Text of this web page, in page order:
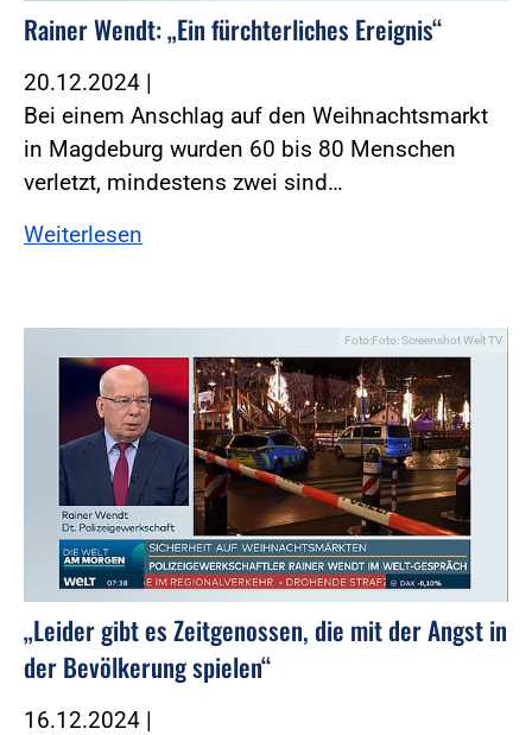
Rainer Wendt: „Ein fürchterliches Ereignis“
20.12.2024 |
Bei einem Anschlag auf den Weihnachtsmarkt
in Magdeburg wurden 60 bis 80 Menschen
verletzt, mindestens zwei sind…
Weiterlesen
Foto:Foto: Screenshot Welt TV
„Leider gibt es Zeitgenossen, die mit der Angst in
der Bevölkerung spielen“
16.12.2024 |